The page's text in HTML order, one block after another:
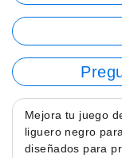
Mejora tu juego
liguero negro
diseñados para